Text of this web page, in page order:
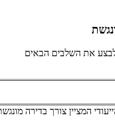
לבצע את השלבים הבאים
המציין צורך בדירה